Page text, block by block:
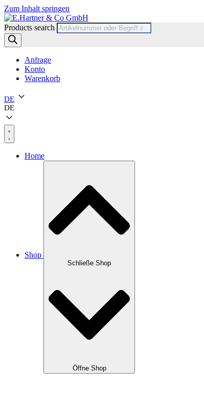
Zum Inhalt springen
Products search
Anfrage
Konto
Warenkorb
DE
DE
Home
Shop
Schließe Shop
Öffne Shop